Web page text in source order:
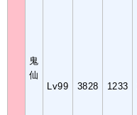
鬼
仙
Lv99 3828 1233